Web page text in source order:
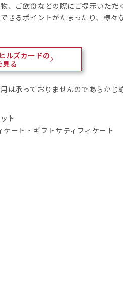
、ご飲食などの際にご提示いただ
きるポイントがたまったり、様々
ルズカードの
見る
は承っておりませんのであらかじ
ト
ケート・ギフトサティフィケート